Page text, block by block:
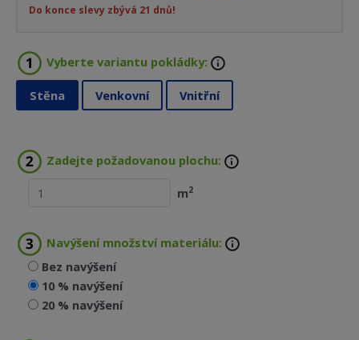
Do konce slevy zbývá 21 dnů!
Vyberte variantu pokládky:
Stěna Venkovní Vnitřní
Zadejte požadovanou plochu:
m2
Navýšení množství materiálu:
Bez navýšení
10 % navýšení
20 % navýšení